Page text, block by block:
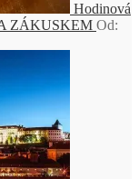
Hodinová
ZÁKUSKEM Od: